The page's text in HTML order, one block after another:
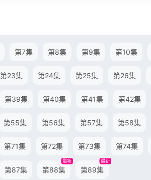
第7集 第8集 第9集 第10集
第23集 第24集 第25集 第26集
第39集 第40集 第41集 第42集
第55集 第56集 第57集 第58集
第71集 第72集 第73集 第74集
第87集 第88集
最新
第89集
最新